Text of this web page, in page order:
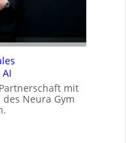
mit
Neura Gym